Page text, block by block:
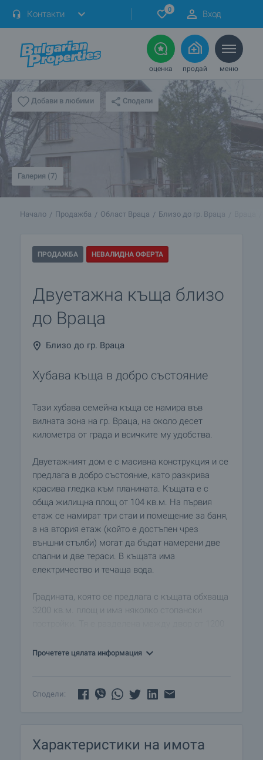
Контакти 0 Вход
оценка продай меню
Добави в любими Сподели
Галерия (7)
Начало Продажба Област Враца Близо до гр. Враца
ПРОДАЖБА НЕВАЛИДНА ОФЕРТА
Двуетажна къща близо
до Враца
Близо до гр. Враца
Хубава къща в добро състояние
Тази хубава семейна къща се намира във
вилната зона на гр. Враца, на около десет
километра от града и всичките му удобства.
Двуетажният дом е с масивна конструкция и се
предлага в добро състояние, като разкрива
красива гледка към планината. Къщата е с
обща жилищна площ от 104 кв.м. На първия
етаж се намират три стаи и помещение за баня,
а на втория етаж (който е достъпен чрез
външни стълби) могат да бъдат намерени две
спални и две тераси. В къщата има
електричество и течаща вода.
Градината, която се предлага с къщата обхваща
3200 кв.м. площ и има няколко стопански
метра от имота. Къщата е лесно достъпна по
магазини за хранителни стоки и други услуги,
Прочетете цялата информация
Сподели:
Характеристики на имота